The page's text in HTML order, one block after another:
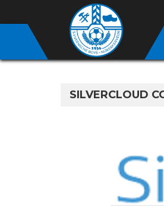
SILVERCLOUD